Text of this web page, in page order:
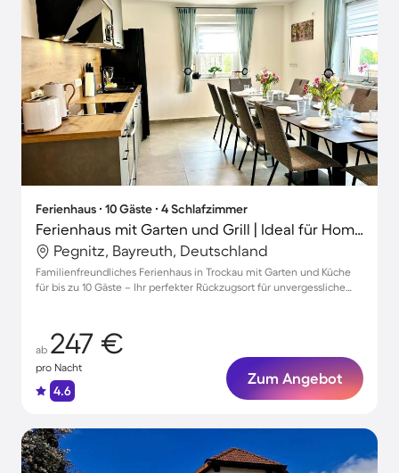
Ferienhaus ∙ 10 Gäste ∙ 4 Schlafzimmer
Ferienhaus mit Garten und Grill | Ideal für Homeoffice
Pegnitz, Bayreuth, Deutschland
Familienfreundliches Ferienhaus in Trockau mit Garten und Küche
für bis zu 10 Gäste – Ihr perfekter Rückzugsort für unvergessliche
ab 247 €
pro Nacht
4.6
Zum Angebot